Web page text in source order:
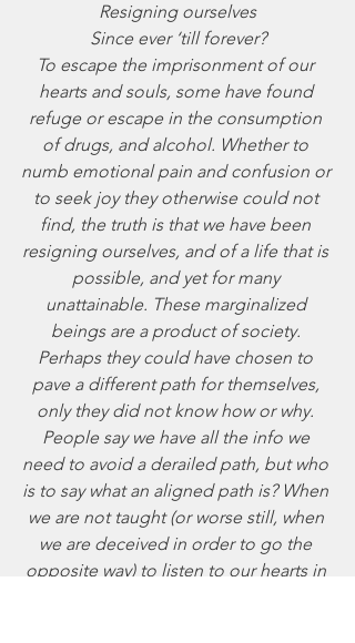
Resigning ourselves
Since ever ‘till forever?
To escape the imprisonment of our
hearts and souls, some have found
refuge or escape in the consumption
of drugs, and alcohol. Whether to
numb emotional pain and confusion or
to seek joy they otherwise could not
find, the truth is that we have been
resigning ourselves, and of a life that is
possible, and yet for many
unattainable. These marginalized
beings are a product of society.
Perhaps they could have chosen to
pave a different path for themselves,
only they did not know how or why.
People say we have all the info we
need to avoid a derailed path, but who
is to say what an aligned path is? When
we are not taught (or worse still, when
we are deceived in order to go the
opposite way) to listen to our hearts in